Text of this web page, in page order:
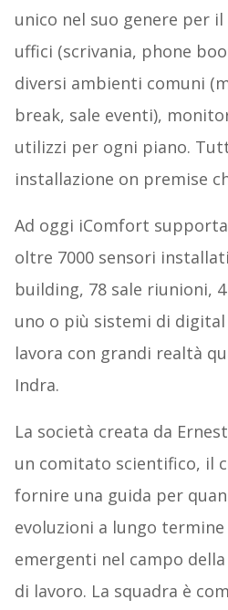
unico nel suo genere per
uffici (scrivania, phone
diversi ambienti comuni
break, sale eventi),
utilizzi per ogni piano.
installazione on premise
Ad oggi iComfort
oltre 7000 sensori
building, 78 sale riunioni,
uno o più sistemi di
lavora con grandi realtà
Indra.
La società creata da
un comitato scientifico, il
fornire una guida per
evoluzioni a lungo termine
emergenti nel campo
di lavoro. La squadra è